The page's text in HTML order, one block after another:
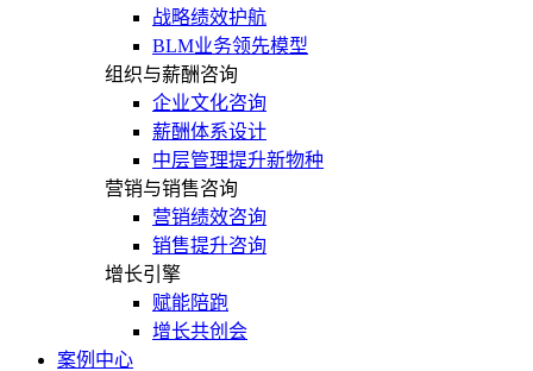
战略绩效护航
BLM业务领先模型
组织与薪酬咨询
企业文化咨询
薪酬体系设计
中层管理提升新物种
营销与销售咨询
营销绩效咨询
销售提升咨询
增长引擎
赋能陪跑
增长共创会
案例中心